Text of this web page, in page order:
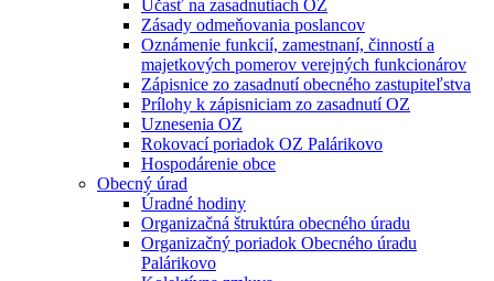
Účasť na zasadnutiach OZ
Zásady odmeňovania poslancov
Oznámenie funkcií, zamestnaní, činností a
majetkových pomerov verejných funkcionárov
Zápisnice zo zasadnutí obecného zastupiteľstva
Prílohy k zápisniciam zo zasadnutí OZ
Uznesenia OZ
Rokovací poriadok OZ Palárikovo
Hospodárenie obce
Obecný úrad
Úradné hodiny
Organizačná štruktúra obecného úradu
Organizačný poriadok Obecného úradu
Palárikovo